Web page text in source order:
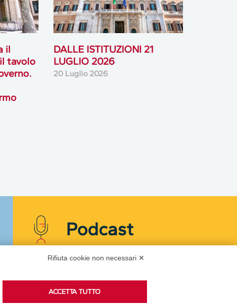
il
tavolo
DALLE ISTITUZIONI 21
LUGLIO 2026
20 Luglio 2026
Podcast
su Spreaker.
Rifiuta cookie non necessari ✕
ACCETTA TUTTO